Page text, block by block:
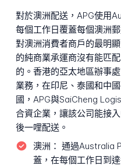
對於澳洲配送，APG使用
每個工作日覆蓋每個澳洲
對澳洲消費者商戶的最明
的純商業承運商沒有能匹
的。香港的亞太地區辦事
業務，在印尼、泰國和中
國，APG與SaiCheng
合資企業，讓該公司能接
後一哩配送。
澳洲： 通過Australia
蓋，在每個工作日到